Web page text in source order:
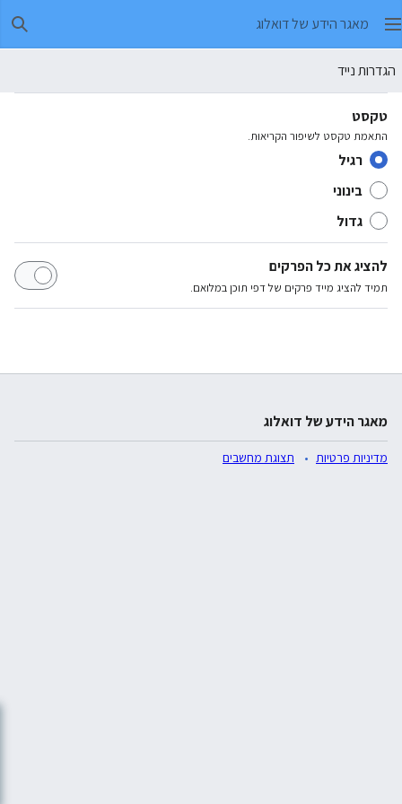
מאגר הידע של דואלוג
הגדרות נייד
טקסט
התאמת טקסט לשיפור הקריאוּת.
רגיל
בינוני
גדול
להציג את כל הפרקים
תמיד להציג מייד פרקים של דפי תוכן במלואם.
מאגר הידע של דואלוג
מדיניות פרטיות תצוגת מחשבים